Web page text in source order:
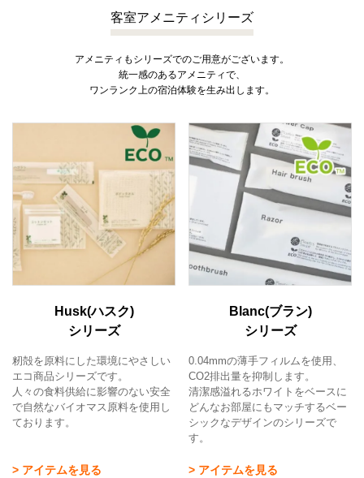
客室アメニティシリーズ
アメニティもシリーズでのご用意がございます。
統一感のあるアメニティで、
ワンランク上の宿泊体験を生み出します。
Husk(ハスク)
シリーズ
籾殻を原料にした環境にやさしい
エコ商品シリーズです。
人々の食料供給に影響のない安全
で自然なバイオマス原料を使用し
ております。
> アイテムを見る
Blanc(ブラン)
シリーズ
0.04mmの薄手フィルムを使用、
CO2排出量を抑制します。
清潔感溢れるホワイトをベースに
どんなお部屋にもマッチするベー
シックなデザインのシリーズで
す。
> アイテムを見る